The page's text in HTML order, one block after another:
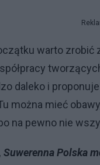
warto
daleko i
można mieć
na pewno nie
Polska